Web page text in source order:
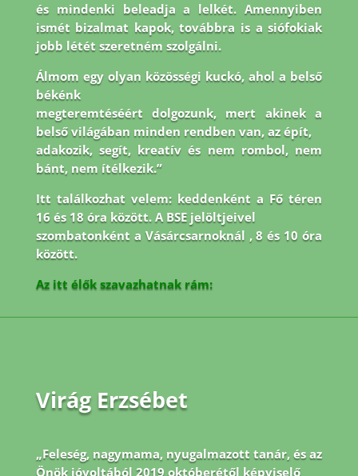
és mindenki beleadja a lelkét. Amennyiben
ismét bizalmat kapok, továbbra is a siófokiak
jobb létét szeretném szolgálni.
Álmom egy olyan közösségi kuckó, ahol a belső
békénk
megteremtéséért dolgozunk, mert akinek a
belső világában minden rendben van, az épít,
adakozik, segít, kreatív és nem rombol, nem
bánt, nem ítélkezik.”
Itt találkozhat velem: keddenként a Fő téren
16 és 18 óra között. A BSE jelöltjeivel
szombatonként a Vásárcsarnoknál , 8 és 10 óra
között.
Az itt élők szavazhatnak rám:
Virág Erzsébet
„Feleség, nagymama, nyugalmazott tanár, és az
Önök jóvoltából 2019 októberétől képviselő